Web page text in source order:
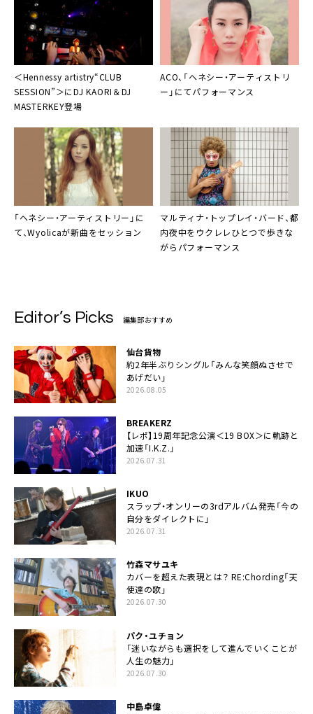
＜Hennessy artistry“CLUB
SESSION”＞にDJ KAORI＆DJ
MASTERKEY登場
ACO、「ヘネシー・アーティストリ
ー」にてパフォーマンス
「ヘネシー・アーティストリー」に
て、Wyolicaが新曲をセッション
マルティナ・トップレイ・バード、都
内夜中をウクレレひとつで歩きな
がらパフォーマンス
Editor’s Picks 編集部おすすめ
仙台貨物
約2年半ぶりシングル「みんな笑顔ぬさせで
あげだい」
2026.08.05
BREAKERZ
【レポ】19周年記念公演＜19 BOX＞に軌跡と
加速「I.K.Z.」
2026.07.31
IKUO
スラップ・オンリーの3rdアルバム発売「今の
自分をダイレクトに」
2026.07.31
竹森マサユキ
カバーを超えた表現とは？ RE:Chording「天
使達の歌」
2026.07.30
パク・ユチョン
「迷いながらも選択をして進んでいくことが
人生の魅力」
2026.07.30
中島卓偉